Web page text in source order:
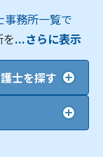
事務所一覧で
...さらに表示
士を探す